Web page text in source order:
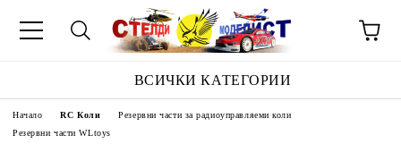
ВСИЧКИ КАТЕГОРИИ
Начало RC Коли
Резервни части за радиоуправляеми коли
Резервни части WLtoys